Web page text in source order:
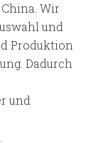
Wir
und
Produktion
Dadurch
und